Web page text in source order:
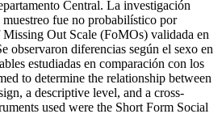
Central. La investigación
fue no probabilístico por
Out Scale (FoMOs) validada en
observaron diferencias según el sexo en
estudiadas en comparación con los
to determine the relationship between
a descriptive level, and a cross-
used were the Short Form Social